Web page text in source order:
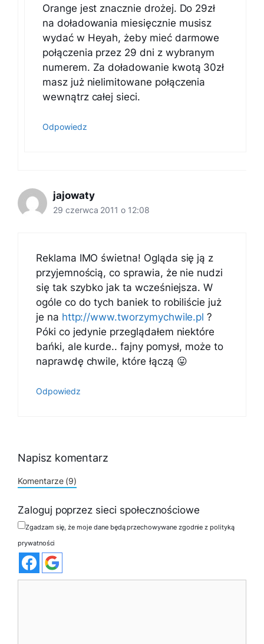
Orange jest znacznie drożej. Do 29zł
na doładowania miesięcznie musisz
wydać w Heyah, żeby mieć darmowe
połączenia przez 29 dni z wybranym
numerem. Za doładowanie kwotą 30zł
masz już nielimitowane połączenia
wewnątrz całej sieci.
Odpowiedz
jajowaty
29 czerwca 2011 o 12:08
Reklama IMO świetna! Ogląda się ją z
przyjemnością, co sprawia, że nie nudzi
się tak szybko jak ta wcześniejsza. W
ogóle co do tych baniek to robiliście już
je na http://www.tworzymychwile.pl ?
Póki co jedynie przeglądałem niektóre
bańki, ale kurde.. fajny pomysł, może to
naprawdę chwile, które łączą 😛
Odpowiedz
Napisz komentarz
Komentarze (9)
Zaloguj poprzez sieci społecznościowe
Zgadzam się, że moje dane będą przechowywane zgodnie z polityką
prywatności